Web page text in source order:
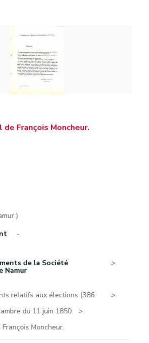
François Moncheur.
)
-
de la Société
Namur
relatifs aux élections (386
du 11 juin 1850.
Moncheur.